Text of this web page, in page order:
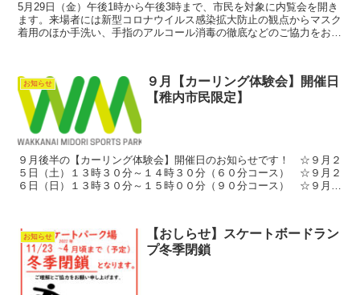
5月29日（金）午後1時から午後3時まで、市民を対象に内覧会を開き
ます。来場者には新型コロナウイルス感染拡大防止の観点からマスク
着用のほか手洗い、手指のアルコール消毒の徹底などのご協力をお願
お知らせ
９月【カーリング体験会】開催日
【稚内市民限定】
９月後半の【カーリング体験会】開催日のお知らせです！ ☆９月２
５日（土）１３時３０分～１４時３０分（６０分コース） ☆９月２
６日（日）１３時３０分～１５時００分（９０分コース） ☆９月２
お知らせ
【おしらせ】スケートボードラン
プ冬季閉鎖